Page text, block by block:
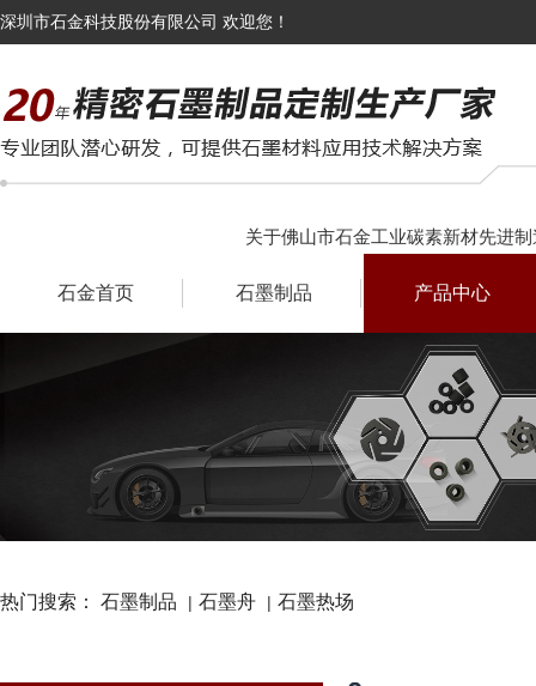
深圳市石金科技股份有限公司 欢迎您！
关于佛山市石金工业碳素新材先进
石金首页 石墨制品 产品中心
热门搜索： 石墨制品 | 石墨舟 | 石墨热场